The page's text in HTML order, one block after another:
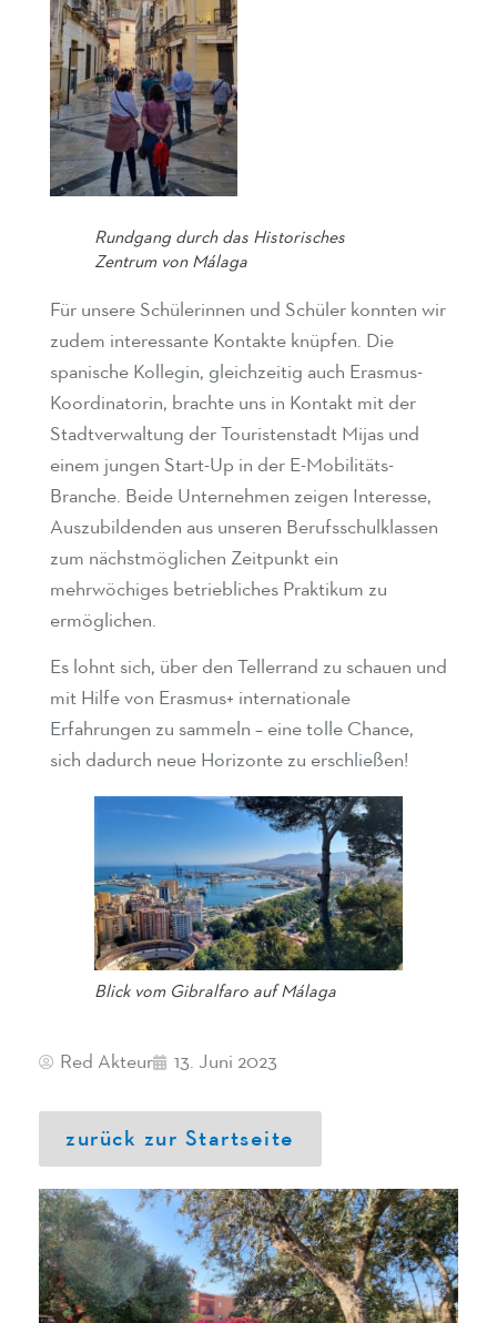
Rundgang durch das Historisches
Zentrum von Málaga
Für unsere Schülerinnen und Schüler konnten wir
zudem interessante Kontakte knüpfen. Die
spanische Kollegin, gleichzeitig auch Erasmus-
Koordinatorin, brachte uns in Kontakt mit der
Stadtverwaltung der Touristenstadt Mijas und
einem jungen Start-Up in der E-Mobilitäts-
Branche. Beide Unternehmen zeigen Interesse,
Auszubildenden aus unseren Berufsschulklassen
zum nächstmöglichen Zeitpunkt ein
mehrwöchiges betriebliches Praktikum zu
ermöglichen.
Es lohnt sich, über den Tellerrand zu schauen und
mit Hilfe von Erasmus+ internationale
Erfahrungen zu sammeln – eine tolle Chance,
sich dadurch neue Horizonte zu erschließen!
Blick vom Gibralfaro auf Málaga
Red Akteur 13. Juni 2023
zurück zur Startseite